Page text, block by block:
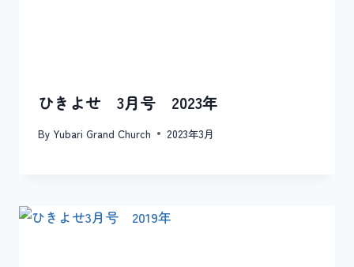
ひきよせ 3月号 2023年
By Yubari Grand Church 2023年3月